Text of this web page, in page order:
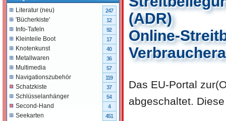
(ADR)
Online-
Das EU-Portal
abgeschaltet.
Literatur (neu) 247
'Bücherkiste' 12
Info-Tafeln 92
Kleinteile Boot 17
Knotenkunst 40
Metallwaren 36
Multimedia 57
Navigationszubehör 119
Schatzkiste 37
Schlüsselanhänger 54
Second-Hand 4
Seekarten 451